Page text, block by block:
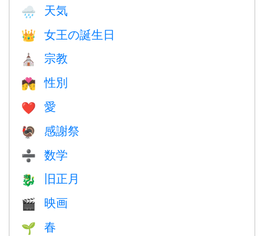
🌧 天気
👑 女王の誕生日
⛪️ 宗教
💏 性別
❤️️ 愛
🦃 感謝祭
➗ 数学
🐉 旧正月
🎬 映画
🌱 春